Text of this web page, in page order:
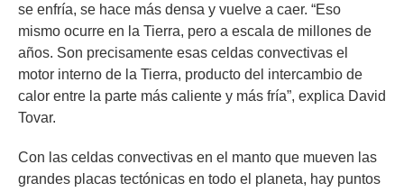
se enfría, se hace más densa y vuelve a caer. “Eso
mismo ocurre en la Tierra, pero a escala de millones de
años. Son precisamente esas celdas convectivas el
motor interno de la Tierra, producto del intercambio de
calor entre la parte más caliente y más fría”, explica David
Tovar.
Con las celdas convectivas en el manto que mueven las
grandes placas tectónicas en todo el planeta, hay puntos